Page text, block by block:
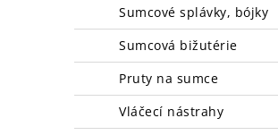
sumcové splávky, bójky
sumcová bižutérie
pruty na sumce
vláčecí nástrahy